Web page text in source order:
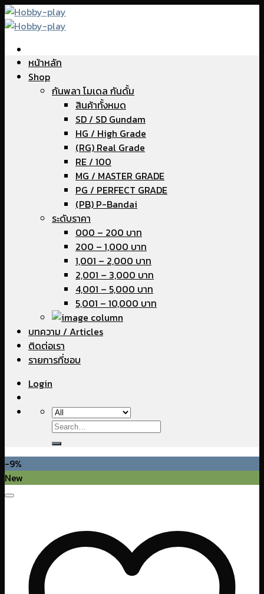
Skip
to
หน้าหลัก
Shop
กันพลา โมเดล กันดั้ม
สินค้าทั้งหมด
SD / SD Gundam
HG / High Grade
(RG) Real Grade
RE / 100
MG / MASTER GRADE
PG / PERFECT GRADE
(PB) P-Bandai
ระดับราคา
000 – 200 บาท
200 – 1,000 บาท
1,001 – 2,000 บาท
2,001 – 3,000 บาท
4,001 – 5,000 บาท
5,001 – 10,000 บาท
บทความ / Articles
ติดต่อเรา
รายการที่ชอบ
Login
Search
for:
-9%
New